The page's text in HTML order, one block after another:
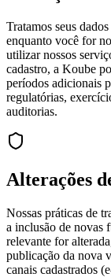
Tratamos seus
enquanto você for
utilizar nossos
cadastro, a Koube
períodos adicionais
regulatórias,
auditorias.
Alterações
Nossas práticas de
a inclusão de novas
relevante for
publicação da nova
canais cadastrados